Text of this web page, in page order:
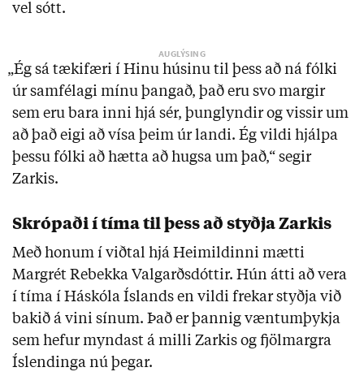
vel sótt.
„Ég sá tækifæri í Hinu húsinu til þess að ná fólki
úr samfélagi mínu þangað, það eru svo margir
sem eru bara inni hjá sér, þunglyndir og vissir um
að það eigi að vísa þeim úr landi. Ég vildi hjálpa
þessu fólki að hætta að hugsa um það,“ segir
Zarkis.
Skrópaði í tíma til þess að styðja Zarkis
Með honum í viðtal hjá Heimildinni mætti
Margrét Rebekka Valgarðsdóttir. Hún átti að vera
í tíma í Háskóla Íslands en vildi frekar styðja við
bakið á vini sínum. Það er þannig væntumþykja
sem hefur myndast á milli Zarkis og fjölmargra
Íslendinga nú þegar.